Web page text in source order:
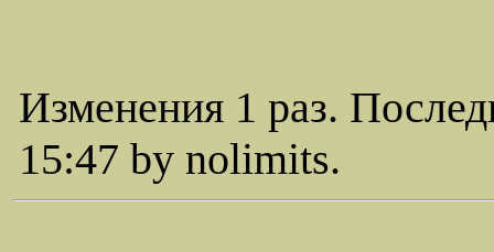
Изменения 1 раз.
15:47 by nolimits.